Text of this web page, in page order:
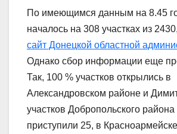
По имеющимся данным на 8.45
началось на 308 участках из
сайт Донецкой областной
Однако сбор информации еще
Так, 100 % участков открылись в
Александровском районе и
участков Добропольского района
приступили 25, в